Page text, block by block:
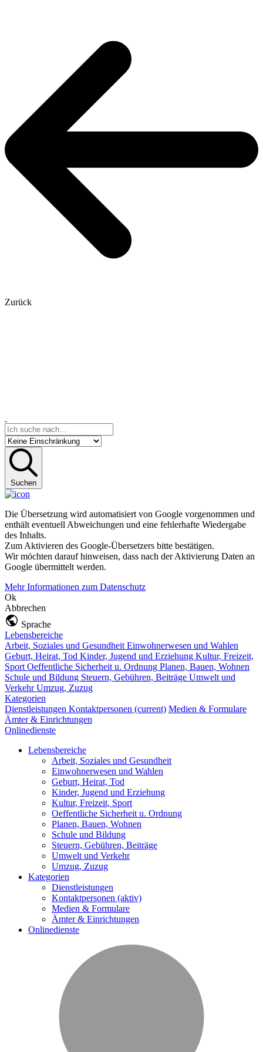
Zurück
Suchen
Die Übersetzung wird automatisiert von Google vorgenommen und
enthält eventuell Abweichungen und eine fehlerhafte Wiedergabe
des Inhalts.
Zum Aktivieren des Google-Übersetzers bitte bestätigen.
Wir möchten darauf hinweisen, dass nach der Aktivierung Daten an
Google übermittelt werden.
Mehr Informationen zum Datenschutz
Ok
Abbrechen
Sprache
Lebensbereiche
Arbeit, Soziales und Gesundheit Einwohnerwesen und Wahlen
Geburt, Heirat, Tod Kinder, Jugend und Erziehung Kultur, Freizeit,
Sport Oeffentliche Sicherheit u. Ordnung Planen, Bauen, Wohnen
Schule und Bildung Steuern, Gebühren, Beiträge Umwelt und
VerkehrUmzug, Zuzug
Kategorien
Dienstleistungen Kontaktpersonen (current) Medien & Formulare
Ämter & Einrichtungen
Onlinedienste
Lebensbereiche
Arbeit, Soziales und Gesundheit
Einwohnerwesen und Wahlen
Geburt, Heirat, Tod
Kinder, Jugend und Erziehung
Kultur, Freizeit, Sport
Oeffentliche Sicherheit u. Ordnung
Planen, Bauen, Wohnen
Schule und Bildung
Steuern, Gebühren, Beiträge
Umwelt und Verkehr
Umzug, Zuzug
Kategorien
Dienstleistungen
Kontaktpersonen (aktiv)
Medien & Formulare
Ämter & Einrichtungen
Onlinedienste